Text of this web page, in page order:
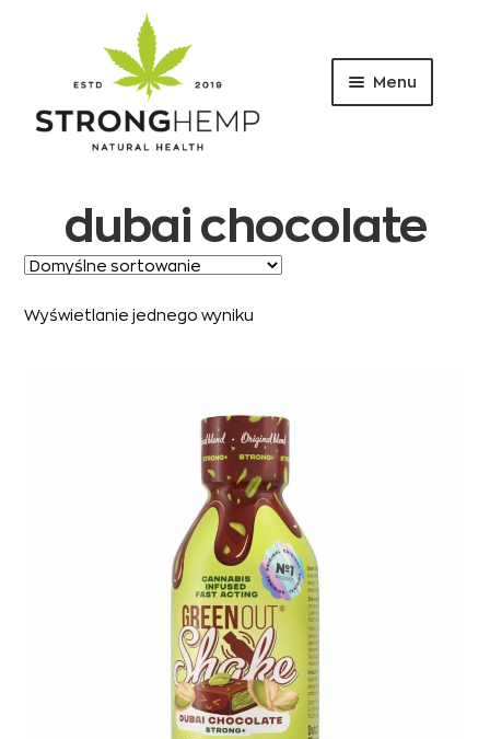
Przejdź
do
nawigacji
Przejdź
do
Menu
dubai chocolate
Wyświetlanie jednego wyniku